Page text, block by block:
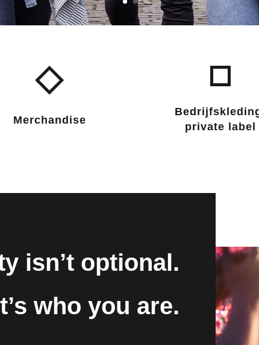
Merchandise
private label
isn’t optional.
who you are.